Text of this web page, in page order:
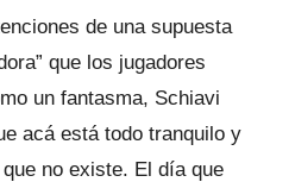
de una supuesta
que los jugadores
un fantasma, Schiavi
acá está todo tranquilo y
no existe. El día que